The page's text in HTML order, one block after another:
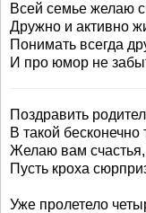
Всей семье желаю
Дружно и активно
Понимать всегда
И про юмор не
Поздравить
В такой
Желаю вам
Пусть кроха
Уже пролетело